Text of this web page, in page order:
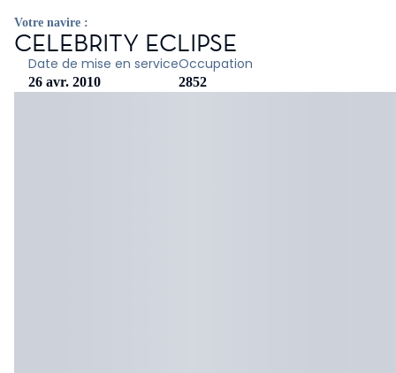
Votre navire :
CELEBRITY ECLIPSE
Date de mise en service
26 avr. 2010
Occupation
2852